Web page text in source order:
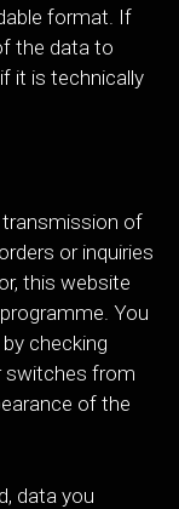
format. If
the data to
it is technically
of
or inquiries
this website
You
checking
switches from
of the
data you